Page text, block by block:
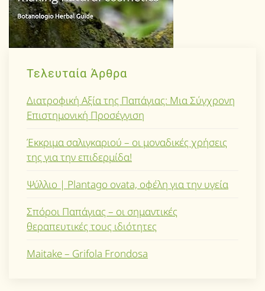
Τελευταία Άρθρα
Διατροφική Αξία της Παπάγιας: Μια Σύγχρονη
Επιστημονική Προσέγγιση
Έκκριμα σαλιγκαριού – οι μοναδικές χρήσεις
της για την επιδερμίδα!
Ψύλλιο | Plantago ovata, οφέλη για την υγεία
Σπόροι Παπάγιας – οι σημαντικές
θεραπευτικές τους ιδιότητες
Maitake – Grifola Frondosa